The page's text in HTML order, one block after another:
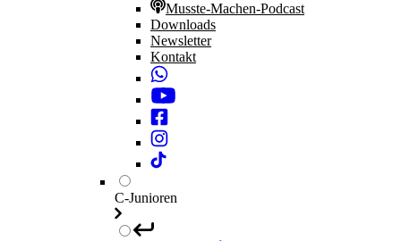
Musste-Machen-Podcast
Downloads
Newsletter
Kontakt
C-Junioren